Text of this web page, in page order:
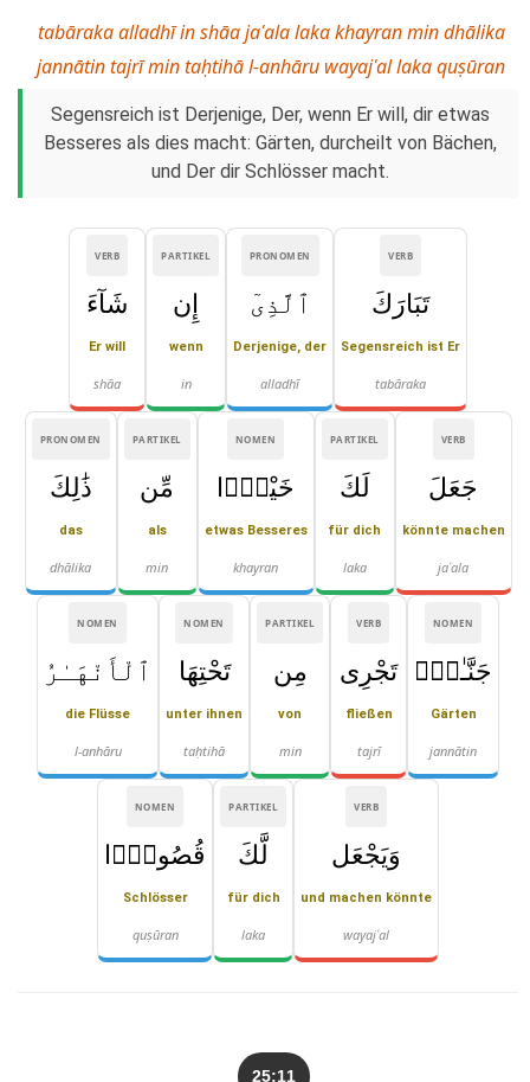
tabāraka alladhī in shāa jaʿala laka khayran min dhālika
jannātin tajrī min taḥtihā l-anhāru wayajʿal laka quṣūran
Segensreich ist Derjenige, Der, wenn Er will, dir etwas
Besseres als dies macht: Gärten, durcheilt von Bächen,
und Der dir Schlösser macht.
VERB
تَبَارَكَ
Segensreich ist Er
tabāraka
PRONOMEN
ٱلَّذِىٓ
Derjenige, der
alladhī
PARTIKEL
إِن
wenn
in
VERB
شَآءَ
Er will
shāa
VERB
جَعَلَ
könnte machen
jaʿala
PARTIKEL
لَكَ
für dich
laka
NOMEN
خَيْرًۭا
etwas Besseres
khayran
PARTIKEL
مِّن
als
min
PRONOMEN
ذَٰلِكَ
das
dhālika
NOMEN
جَنَّـٰتٍۢ
Gärten
jannātin
VERB
تَجْرِى
fließen
tajrī
PARTIKEL
مِن
von
min
NOMEN
تَحْتِهَا
unter ihnen
taḥtihā
NOMEN
ٱلْأَنْهَـٰرُ
die Flüsse
l-anhāru
VERB
وَيَجْعَل
und machen könnte
wayajʿal
PARTIKEL
لَّكَ
für dich
laka
NOMEN
قُصُورًۢا
Schlösser
quṣūran
25:11